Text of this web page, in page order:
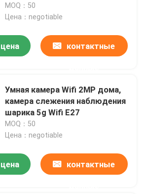
панорамным видом рыбьего
глаза
MOQ：50
Цена：negotiable
контактные
Умная камера Wifi 2MP дома,
камера слежения наблюдения
шарика 5g Wifi E27
MOQ：50
Цена：negotiable
контактные